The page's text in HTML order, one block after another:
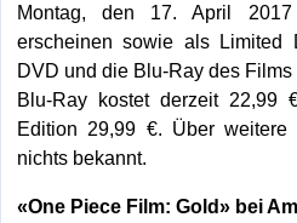
Montag, den 17. April
erscheinen sowie als
DVD und die Blu-Ray des
Blu-Ray kostet derzeit 22,99
Edition 29,99 €. Über
nichts bekannt.
«One Piece Film: Gold» bei